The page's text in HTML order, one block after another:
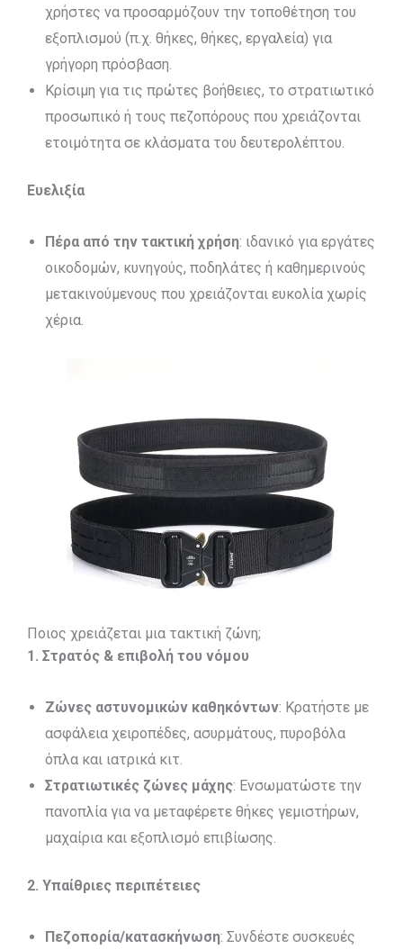
χρήστες να προσαρμόζουν την τοποθέτηση του
εξοπλισμού (π.χ. θήκες, θήκες, εργαλεία) για
γρήγορη πρόσβαση.
Κρίσιμη για τις πρώτες βοήθειες, το στρατιωτικό
προσωπικό ή τους πεζοπόρους που χρειάζονται
ετοιμότητα σε κλάσματα του δευτερολέπτου.
Ευελιξία
Πέρα από την τακτική χρήση: ιδανικό για εργάτες
οικοδομών, κυνηγούς, ποδηλάτες ή καθημερινούς
μετακινούμενους που χρειάζονται ευκολία χωρίς
χέρια.
Ποιος χρειάζεται μια τακτική ζώνη;
1. Στρατός & επιβολή του νόμου
Ζώνες αστυνομικών καθηκόντων: Κρατήστε με
ασφάλεια χειροπέδες, ασυρμάτους, πυροβόλα
όπλα και ιατρικά κιτ.
Στρατιωτικές ζώνες μάχης: Ενσωματώστε την
πανοπλία για να μεταφέρετε θήκες γεμιστήρων,
μαχαίρια και εξοπλισμό επιβίωσης.
2. Υπαίθριες περιπέτειες
Πεζοπορία/κατασκήνωση: Συνδέστε συσκευές